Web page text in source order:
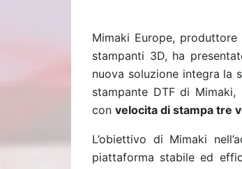
Mimaki Europe,
stampanti 3D, ha
nuova soluzione integra la
stampante DTF di
con velocita di stampa tre
L’obiettivo di Mimaki
piattaforma stabile ed